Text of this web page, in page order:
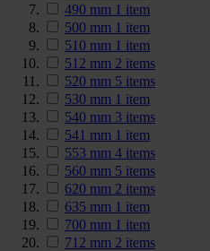
490 mm 1 item
500 mm 1 item
510 mm 1 item
512 mm 2 items
520 mm 5 items
530 mm 1 item
540 mm 3 items
541 mm 1 item
553 mm 4 items
560 mm 5 items
620 mm 2 items
635 mm 1 item
700 mm 1 item
712 mm 2 items